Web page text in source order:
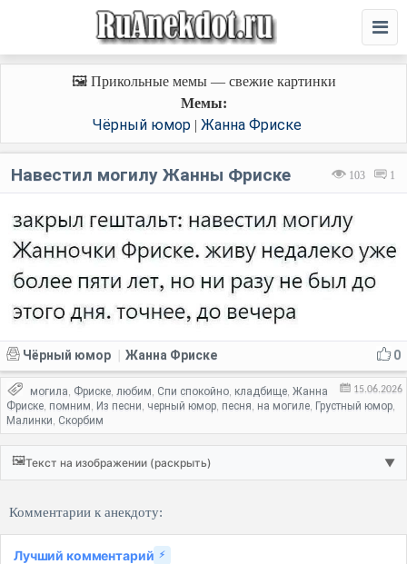
🖼️ Прикольные мемы — свежие картинки
Мемы:
Чёрный юмор| Жанна Фриске
103 1
Навестил могилу Жанны Фриске
0
Чёрный юмор Жанна Фриске
15.06.2026
могила, Фриске, любим, Спи спокойно, кладбище, Жанна
Фриске, помним, Из песни, черный юмор, песня, на могиле, Грустный юмор,
Малинки, Скорбим
🖼️Текст на изображении (раскрыть) ▼
Комментарии к анекдоту:
Лучший комментарий ⚡